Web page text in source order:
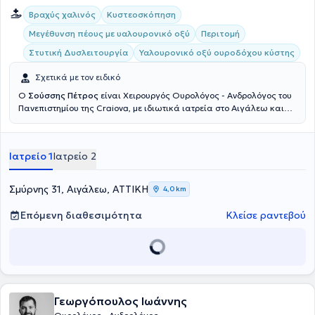
Βραχύς χαλινός
Κυστεοσκόπηση
Μεγέθυνση πέους με υαλουρονικό οξύ
Περιτομή
Στυτική Δυσλειτουργία
Υαλουρονικό οξύ ουροδόχου κύστης
Σχετικά με τον ειδικό
Ο Σούσσης Πέτρος είναι Χειρουργός Ουρολόγος - Ανδρολόγος του
Πανεπιστημίου της Craiova, με ιδιωτικά ιατρεία στο Αιγάλεω και
αντιμετωπίζει ουρολογικές παθήσεις ανδρών και γυναικών.
αντιμετώπιση καλοήθους υπερπλασίας του προστάτη (TURis), στην
θεραπεία κονδυλωμάτων με εξάχνωση, καθώς και στην γυναικεία
ακράτεια. Το 1990-1994 θήτευσε στην Ουρολογική Κλινική του
Γενικού Νοσοκομείου Αθηνών "Ευαγγελισμός", μετέχοντας ενεργά
στο πρώτο Ανδρολογικό Ιατρείο σε Δημόσιο Νοσοκομείο στην
Ελλάδα με την καθοδήγηση του Dr. Κωνσταντινίδη Κωνσταντίνου.
σε παγκόσμια, πανευρωπαϊκά και ελληνικά ουρολογικά συνέδρια
Ιατρείο 1Ιατρείο 2
Σμύρνης 31, Αιγάλεω, ΑΤΤΙΚΗ 4,0 km
Επόμενη διαθεσιμότητα Κλείσε ραντεβού
Γεωργόπουλος Ιωάννης